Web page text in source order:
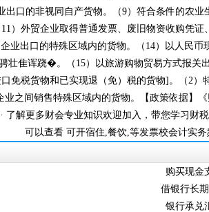
口的非视同自产货物。（9）符合条件的农
11）外贸企业取得普通发票、废旧物资收购凭证
业出口的特殊区域内的货物。（14）以人
隹诨跷�。（15）以旅游购物贸易方式报关
税货物和已实现退（免）税的货物]。（2）
之间销售特殊区域内的货物。【政策依据
解更多财会专业知识欢迎加入，带您学习财税知识
可以查看 可开宿住,餐饮,等发票校会计实务频道
购买现金
借银行长期
银行承兑